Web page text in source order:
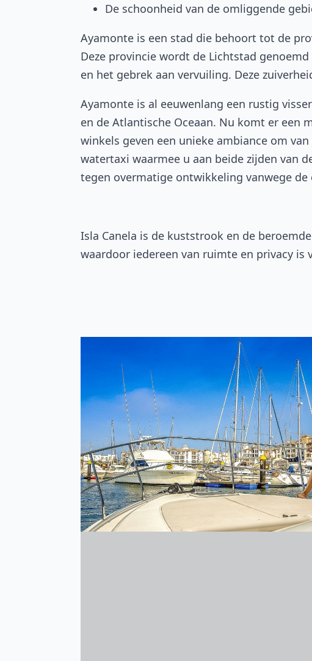
De schoonheid van de omliggende
Ayamonte is een stad die behoort tot de
Deze provincie wordt de Lichtstad
en het gebrek aan vervuiling. Deze
Ayamonte is al eeuwenlang een rustig
en de Atlantische Oceaan. Nu komt er een
winkels geven een unieke ambiance om
watertaxi waarmee u aan beide zijden van
tegen overmatige ontwikkeling vanwege
Isla Canela is de kuststrook en de
waardoor iedereen van ruimte en privacy is